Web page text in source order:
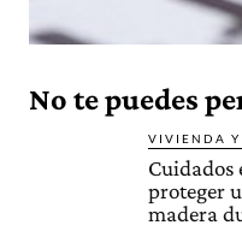
No te puedes
VIVIENDA
Cuidados
proteger
madera